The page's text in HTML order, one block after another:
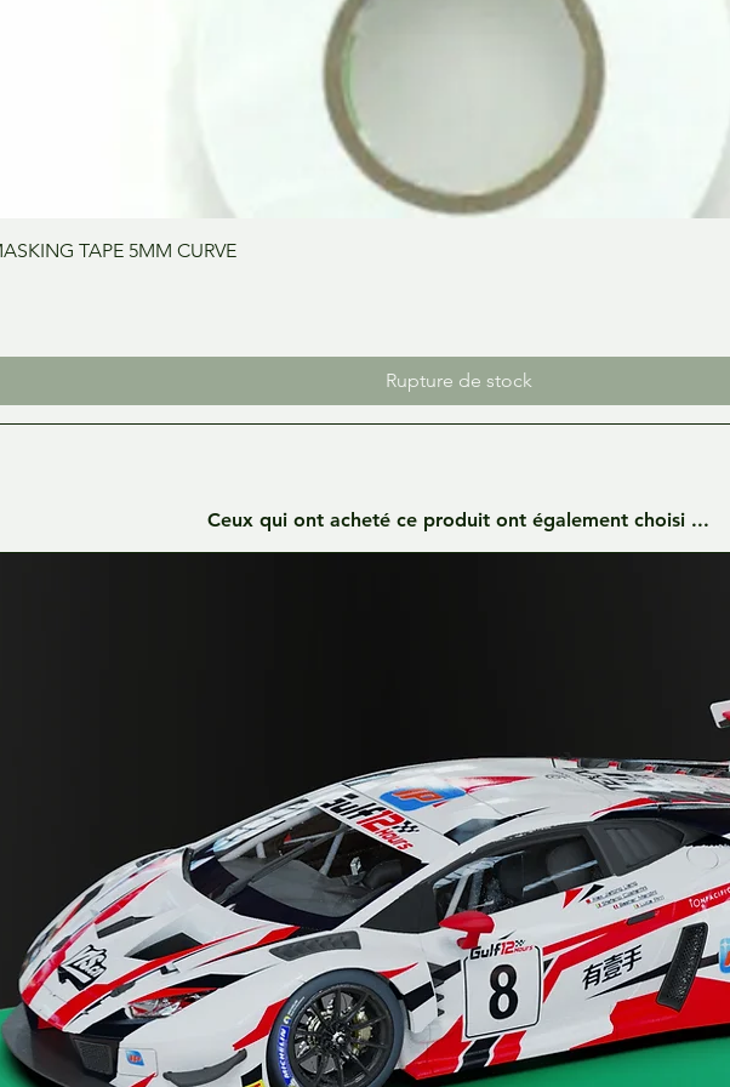
TAPE 5MM CURVE
Rupture de stock
Ceux qui ont acheté ce produit ont également choisi ...